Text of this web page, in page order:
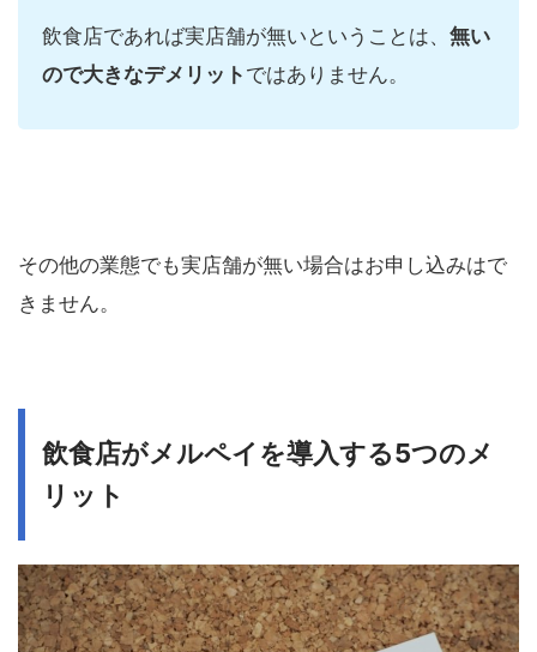
飲食店であれば実店舗が無いということは、 無い
ので大きなデメリット ではありません。
その他の業態でも実店舗が無い場合はお申し込みはで
きません。
飲食店がメルペイを導入する5つのメ
リット